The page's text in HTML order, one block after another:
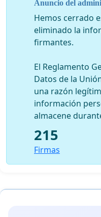
Anuncio del
Hemos cerrado
eliminado la
firmantes.
El Reglamento
Datos de la
una razón
información
almacene
215
Firmas